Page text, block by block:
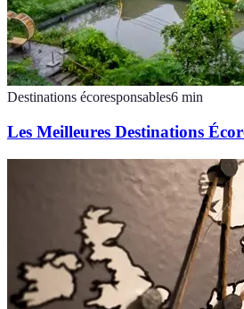
Destinations écoresponsables6 min
Les Meilleures Destinations